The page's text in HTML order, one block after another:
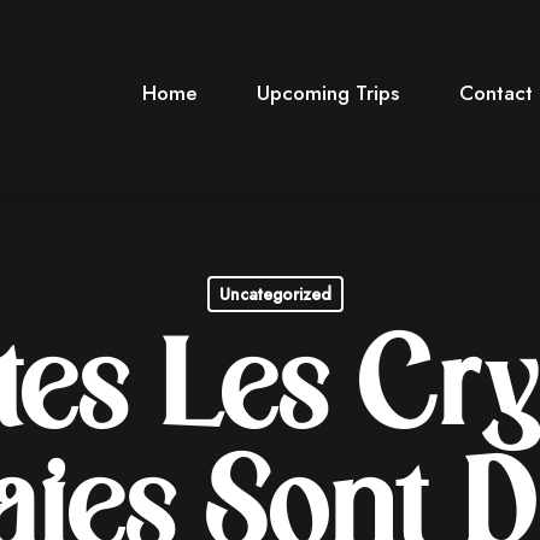
Home Upcoming Trips Contact
Uncategorized
Les